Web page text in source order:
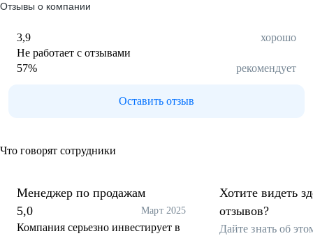
Отзывы о компании
3,9
хорошо
Не работает с отзывами
57% рекомендует
Оставить отзыв
Что говорят сотрудники
Менеджер по продажам
5,0
Март 2025
Компания серьезно инвестирует в
Хотите видеть
отзывов?
Дайте знать об